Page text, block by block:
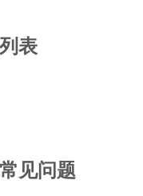
表
见问题